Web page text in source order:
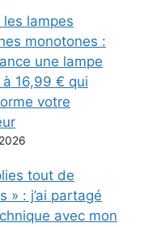
les lampes
monotones :
une lampe
à 16,99 € qui
votre
tout de
» : j’ai partagé
avec mon